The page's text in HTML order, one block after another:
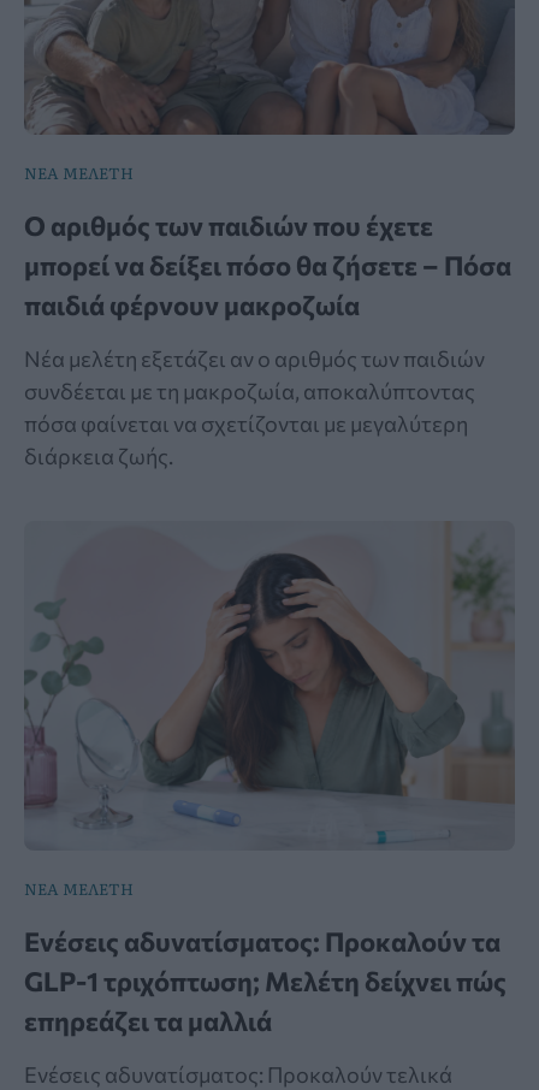
ΝΕΑ ΜΕΛΕΤΗ
Ο αριθμός των παιδιών που έχετε
μπορεί να δείξει πόσο θα ζήσετε – Πόσα
παιδιά φέρνουν μακροζωία
Νέα μελέτη εξετάζει αν ο αριθμός των παιδιών
συνδέεται με τη μακροζωία, αποκαλύπτοντας
πόσα φαίνεται να σχετίζονται με μεγαλύτερη
διάρκεια ζωής.
ΝΕΑ ΜΕΛΕΤΗ
Ενέσεις αδυνατίσματος: Προκαλούν τα
GLP-1 τριχόπτωση; Μελέτη δείχνει πώς
επηρεάζει τα μαλλιά
Ενέσεις αδυνατίσματος: Προκαλούν τελικά